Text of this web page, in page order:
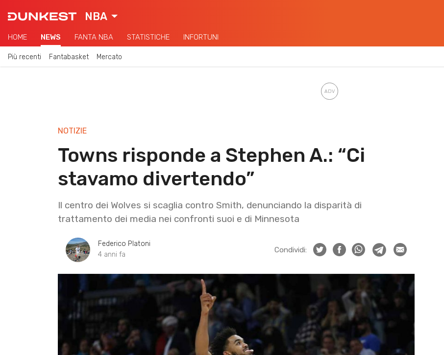
NBA
HOME NEWS FANTA NBA STATISTICHE INFORTUNI
Più recenti Fantabasket Mercato
NOTIZIE
Towns risponde a Stephen A.: “Ci
stavamo divertendo”
Il centro dei Wolves si scaglia contro Smith, denunciando la disparità di
trattamento dei media nei confronti suoi e di Minnesota
Federico Platoni
4 anni fa
Condividi: